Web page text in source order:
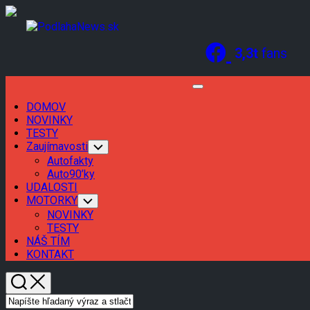
Skip
3,3t fans
Expand
DOMOV
Current
Page
Parent
NOVINKY
TESTY
Zaujímavosti Toggle
Child
Menu
Autofakty
Auto90’ky
Current
Page
Parent
UDALOSTI
MOTORKY Toggle
Child
Menu
NOVINKY
TESTY
NÁŠ TÍM
KONTAKT